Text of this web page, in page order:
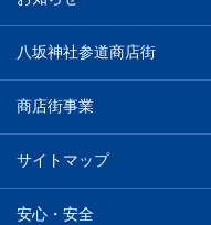
八坂神社参道商店街
商店街事業
サイトマップ
安心・安全